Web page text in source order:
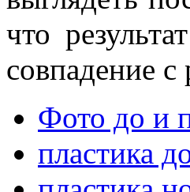
что
совпадение с
Фото до и
пластика